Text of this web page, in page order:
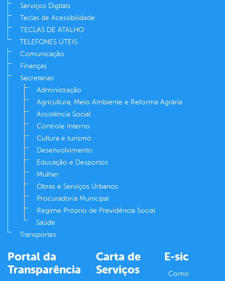
Serviços Digitais
Teclas de Acessibilidade
TECLAS DE ATALHO
TELEFONES ÚTEIS
Comunicação
Finanças
Secretarias
Administração
Agricultura, Meio Ambiente e Reforma Agrária
Assistência Social
Controle Interno
Cultura e turismo
Desenvolvimento
Educação e Desportos
Mulher
Obras e Serviços Urbanos
Procuradoria Municipal
Regime Próprio de Previdência Social
Saúde
Transportes
Portal da
Transparência
Carta de
Serviços
E-sic
Como